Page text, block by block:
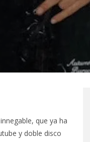
que ya ha
y doble disco